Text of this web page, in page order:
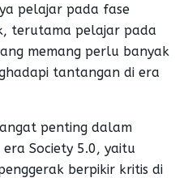
pelajar pada fase
terutama pelajar pada
memang perlu banyak
tantangan di era
penting dalam
Society 5.0, yaitu
berpikir kritis di